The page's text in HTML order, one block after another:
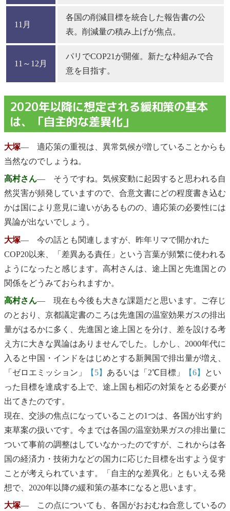
11月
各国の削減目標を統合した報告書の公
表。削減量の積み上げが焦点。
11～12月
パリでCOP21が開催。新たな枠組みで合
意を目指す。
2020年以降に想定される緩和策の基本
は、「自主的な差異化」
大塚― 適応策の重視は、異常気候が増していることからも
当然なのでしょうね。
高村さん― そうですね。気候変動に起因すると思われる自
然災害が頻発していますので、合意文書にどの程度書き込む
かは国により意見に違いがあるものの、適応策の必要性には
異論が出ないでしょう。
大塚― 今の話とも関連しますが、昨年リマで開かれた
COP20以来、「差異ある責任」という言葉が頻繁に使われる
ようになったと感じます。高村さんは、途上国と先進国との
関係をどうみておられますか。
高村さん― 現在も今後も大きな課題だと思います。ご存じ
のとおり、京都議定書のころは先進国の温室効果ガスの排出
量がはるかに多く、先進国と途上国とを分け、差を設ける考
え方に大きな異論はありませんでした。しかし、2000年代に
入ると中国・インドをはじめとする新興国で排出量が増え、
「ゼロエミッション」
【5】 あるいは「2℃目標」 【6】
とい
った目標を達成する上で、途上国も相応の対策をとる必要が
出てきたのです。
現在、交渉の焦点になっていることの1つは、各国が出す約
束草案の扱いです。今までは各国の温室効果ガスの排出量に
ついて事前の調整はしていなかったのですが、これからは各
国の経済力・技術力などの国力に応じた目標を出すよう促す
ことが考えられています。「自主的な差異化」ともいえる発
想で、2020年以降の緩和策の基本になると思います。
大塚― この点についても、各国がおおむね合意しているの